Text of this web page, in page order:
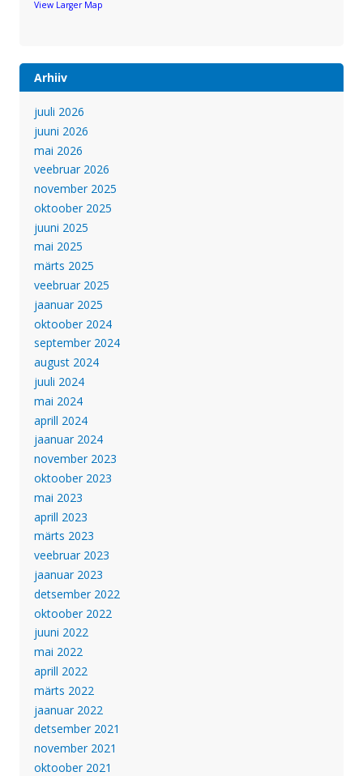
View Larger Map
Arhiiv
juuli 2026
juuni 2026
mai 2026
veebruar 2026
november 2025
oktoober 2025
juuni 2025
mai 2025
märts 2025
veebruar 2025
jaanuar 2025
oktoober 2024
september 2024
august 2024
juuli 2024
mai 2024
aprill 2024
jaanuar 2024
november 2023
oktoober 2023
mai 2023
aprill 2023
märts 2023
veebruar 2023
jaanuar 2023
detsember 2022
oktoober 2022
juuni 2022
mai 2022
aprill 2022
märts 2022
jaanuar 2022
detsember 2021
november 2021
oktoober 2021